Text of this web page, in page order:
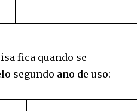
fica quando se
segundo ano de uso: